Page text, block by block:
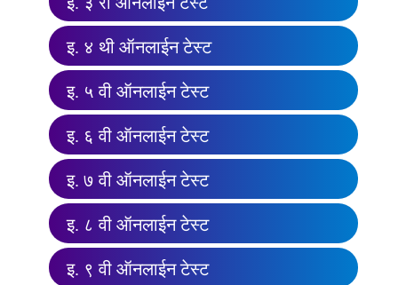
इ. ४ थी ऑनलाईन टेस्ट
इ. ५ वी ऑनलाईन टेस्ट
इ. ६ वी ऑनलाईन टेस्ट
इ. ७ वी ऑनलाईन टेस्ट
इ. ८ वी ऑनलाईन टेस्ट
इ. ९ वी ऑनलाईन टेस्ट